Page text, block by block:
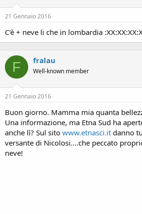
21 Gennaio 2016
C'è + neve li che in lombardia
F fralau
Well-known member
21 Gennaio 2016
Buon giorno. Mamma mia quanta
Una informazione, ma Etna Sud ha
anche lì? Sul sito www.etnasci.it danno
versante di Nicolosi....che peccato
neve!